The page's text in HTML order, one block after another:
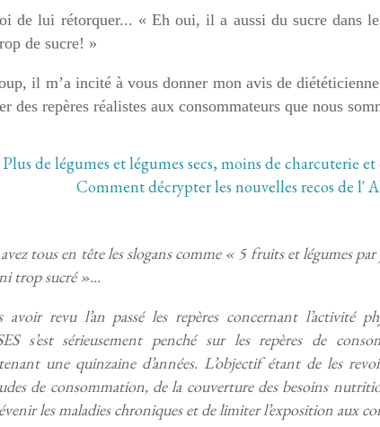
de lui rétorquer... « Eh oui, il a aussi du sucre dans
de sucre! »
il m’a incité à vous donner mon avis de
des repères réalistes aux consommateurs que nous
avez tous en tête les slogans comme « 5 fruits et légumes
trop sucré »...
avoir revu l’an passé les repères concernant l’activité
s’est sérieusement penché sur les repères de
une quinzaine d’années. L’objectif étant de les
de consommation, de la couverture des besoins
les maladies chroniques et de limiter l’exposition aux